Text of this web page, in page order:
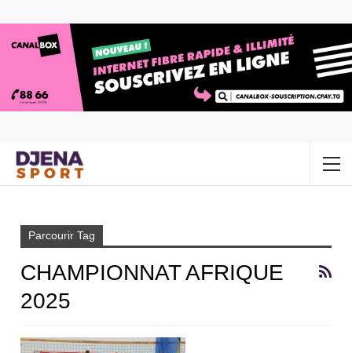
Parcourir Tag
CHAMPIONNAT AFRIQUE
2025